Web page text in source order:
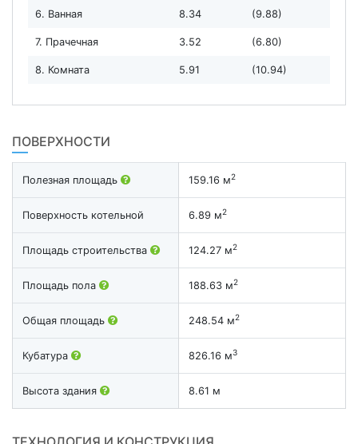
6. Ванная 8.34 (9.88)
7. Прачечная 3.52 (6.80)
8. Комната 5.91 (10.94)
ПОВЕРХНОСТИ
Полезная площадь 159.16 м2
Поверхность котельной 6.89 м2
Площадь строительства 124.27 м2
Площадь пола 188.63 м2
Общая площадь 248.54 м2
Кубатура 826.16 м3
Высота здания 8.61 м